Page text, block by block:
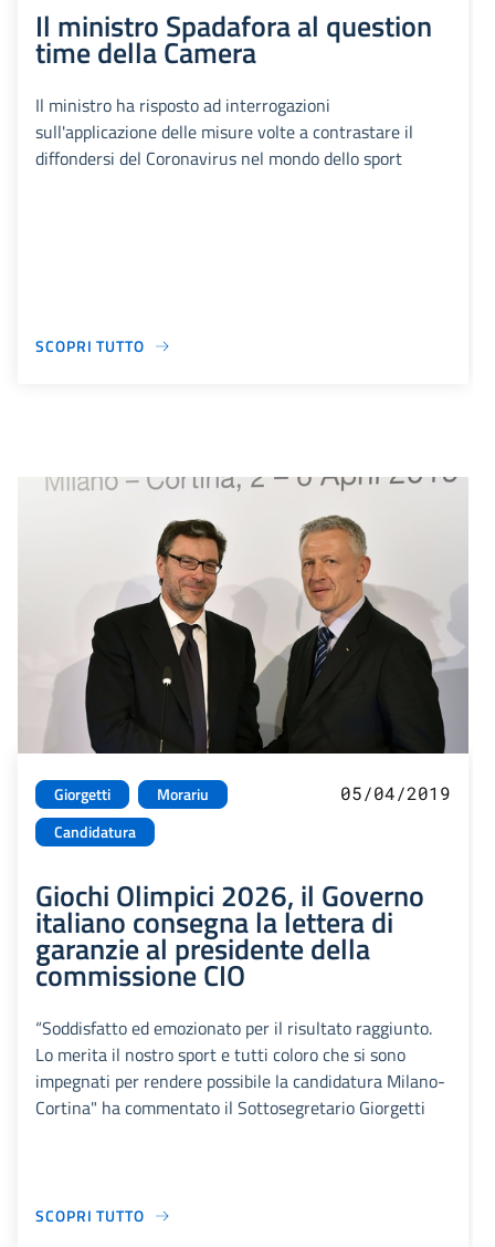
Il ministro Spadafora al question
time della Camera
Il ministro ha risposto ad interrogazioni
sull'applicazione delle misure volte a contrastare il
diffondersi del Coronavirus nel mondo dello sport
SCOPRI TUTTO
Giorgetti
Morariu
Candidatura
05/04/2019
Giochi Olimpici 2026, il Governo
italiano consegna la lettera di
garanzie al presidente della
commissione CIO
“Soddisfatto ed emozionato per il risultato raggiunto.
Lo merita il nostro sport e tutti coloro che si sono
impegnati per rendere possibile la candidatura Milano-
Cortina" ha commentato il Sottosegretario Giorgetti
SCOPRI TUTTO